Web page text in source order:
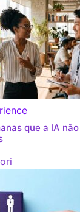
que a IA